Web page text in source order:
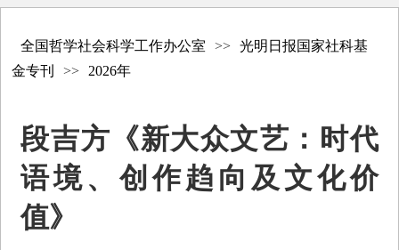
全国哲学社会科学工作办公室 >>
光明日报国家社科基
金专刊
>> 2026年
段吉方《新大众文艺：时代
语境、创作趋向及文化价
值》